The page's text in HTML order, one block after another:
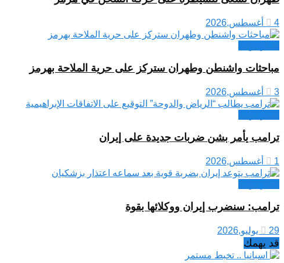
4 أغسطس,2026
مباحثات واشنطن وطهران ستركز على حرية الملاحة بهرمز
3 أغسطس,2026
ترامب يأمر بشن ضربات جديدة على إيران
1 أغسطس,2026
ترامب: سنضرب إيران ووكلائها بقوة
29 يوليو,2026
قد يهمك